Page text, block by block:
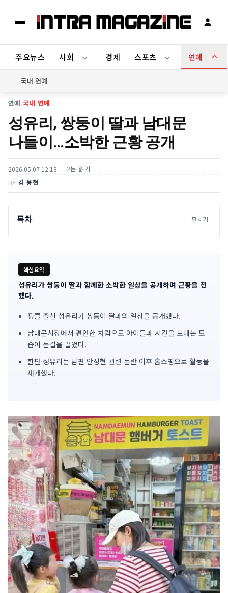
주요뉴스 사회 경제 스포츠 연예
국내 연예
연예›국내 연예
성유리, 쌍둥이 딸과 남대문
나들이…소박한 근황 공개
2026.05.07 12:18 2분 읽기
BY 김 용현
목차 펼치기
핵심요약
기
요
성유리가 쌍둥이 딸과 함께한 소박한 일상을 공개하며 근황을 전
했다.
핑클 출신 성유리가 쌍둥이 딸과의 일상을 공개했다.
남대문시장에서 편안한 차림으로 아이들과 시간을 보내는 모
습이 눈길을 끌었다.
한편 성유리는 남편 안성현 관련 논란 이후 홈쇼핑으로 활동을
재개했다.